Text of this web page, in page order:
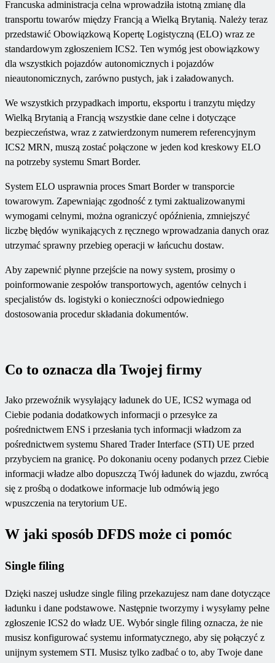
Francuska administracja celna wprowadziła istotną zmianę dla
transportu towarów między Francją a Wielką Brytanią. Należy teraz
przedstawić Obowiązkową Kopertę Logistyczną (ELO) wraz ze
standardowym zgłoszeniem ICS2. Ten wymóg jest obowiązkowy
dla wszystkich pojazdów autonomicznych i pojazdów
nieautonomicznych, zarówno pustych, jak i załadowanych.
We wszystkich przypadkach importu, eksportu i tranzytu między
Wielką Brytanią a Francją wszystkie dane celne i dotyczące
bezpieczeństwa, wraz z zatwierdzonym numerem referencyjnym
ICS2 MRN, muszą zostać połączone w jeden kod kreskowy ELO
na potrzeby systemu Smart Border.
System ELO usprawnia proces Smart Border w transporcie
towarowym. Zapewniając zgodność z tymi zaktualizowanymi
wymogami celnymi, można ograniczyć opóźnienia, zmniejszyć
liczbę błędów wynikających z ręcznego wprowadzania danych oraz
utrzymać sprawny przebieg operacji w łańcuchu dostaw.
Aby zapewnić płynne przejście na nowy system, prosimy o
poinformowanie zespołów transportowych, agentów celnych i
specjalistów ds. logistyki o konieczności odpowiedniego
dostosowania procedur składania dokumentów.
Co to oznacza dla Twojej firmy
Jako przewoźnik wysyłający ładunek do UE, ICS2 wymaga od
Ciebie podania dodatkowych informacji o przesyłce za
pośrednictwem ENS i przesłania tych informacji władzom za
pośrednictwem systemu Shared Trader Interface (STI) UE przed
przybyciem na granicę. Po dokonaniu oceny podanych przez Ciebie
informacji władze albo dopuszczą Twój ładunek do wjazdu, zwrócą
się z prośbą o dodatkowe informacje lub odmówią jego
wpuszczenia na terytorium UE.
W jaki sposób DFDS może ci pomóc
Single filing
Dzięki naszej usłudze single filing przekazujesz nam dane dotyczące
ładunku i dane podstawowe. Następnie tworzymy i wysyłamy pełne
zgłoszenie ICS2 do władz UE. Wybór single filing oznacza, że nie
musisz konfigurować systemu informatycznego, aby się połączyć z
unijnym systemem STI. Musisz tylko zadbać o to, aby Twoje dane